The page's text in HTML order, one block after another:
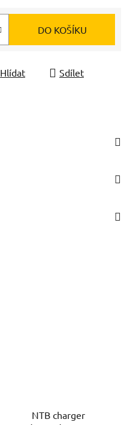
DO KOŠÍKU
Hlídat Sdílet
NTB charger